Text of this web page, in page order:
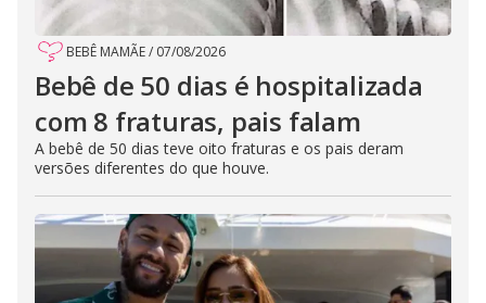
BEBÊ MAMÃE/ 07/08/2026
Bebê de 50 dias é hospitalizada
com 8 fraturas, pais falam
A bebê de 50 dias teve oito fraturas e os pais deram
versões diferentes do que houve.